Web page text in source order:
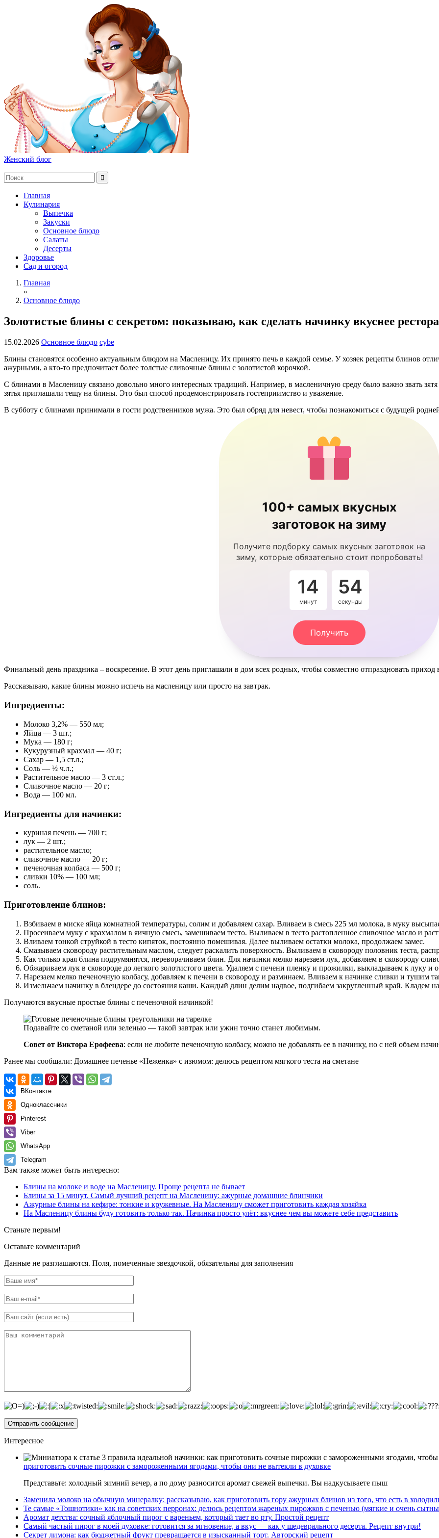
Женский блог
Главная
Кулинария
Выпечка
Закуски
Основное блюдо
Салаты
Десерты
Здоровье
Сад и огород
Главная
»
Основное блюдо
Золотистые блины с секретом: показываю, как сделать начинку вкуснее
15.02.2026 Основное блюдо cybe
Блины становятся особенно актуальным блюдом на Масленицу. Их принято печь в каждой семье. У хозяек рецепты блинов
ажурными, а кто-то предпочитает более толстые сливочные блины с золотистой корочкой.
С блинами в Масленицу связано довольно много интересных традиций. Например, в масленичную среду было важно звать
зятья приглашали тещу на блины. Это был способ продемонстрировать гостеприимство и уважение.
В субботу с блинами принимали в гости родственников мужа. Это был обряд для невест, чтобы познакомиться с будущей
100+ самых вкусных
заготовок на зиму
Получите подборку самых вкусных заготовок на
зиму, которые обязательно стоит попробовать!
14
минут
54
секунды
Получить
Финальный день праздника – воскресение. В этот день приглашали в дом всех родных, чтобы совместно отпраздновать приход
Рассказываю, какие блины можно испечь на масленицу или просто на завтрак.
Ингредиенты:
Молоко 3,2% — 550 мл;
Яйца — 3 шт.;
Мука — 180 г;
Кукурузный крахмал — 40 г;
Сахар — 1,5 ст.л.;
Соль — ½ ч.л.;
Растительное масло — 3 ст.л.;
Сливочное масло — 20 г;
Вода — 100 мл.
Ингредиенты для начинки:
куриная печень — 700 г;
лук — 2 шт.;
растительное масло;
сливочное масло — 20 г;
печеночная колбаса — 500 г;
сливки 10% — 100 мл;
соль.
Приготовление блинов:
Взбиваем в миске яйца комнатной температуры, солим и добавляем сахар. Вливаем в смесь 225 мл молока, в муку
Просеиваем муку с крахмалом в яичную смесь, замешиваем тесто. Выливаем в тесто растопленное сливочное масло и
Вливаем тонкой струйкой в тесто кипяток, постоянно помешивая. Далее выливаем остатки молока, продолжаем замес.
Смазываем сковороду растительным маслом, следует раскалить поверхность. Выливаем в сковороду половник теста,
Как только края блина подрумянятся, переворачиваем блин. Для начинки мелко нарезаем лук, добавляем в сковороду
Обжариваем лук в сковороде до легкого золотистого цвета. Удаляем с печени пленку и прожилки, выкладываем к луку и
Нарезаем мелко печеночную колбасу, добавляем к печени в сковороду и разминаем. Вливаем к начинке сливки и тушим
Измельчаем начинку в блендере до состояния каши. Каждый длин делим надвое, подгибаем закругленный край. Кладем
Получаются вкусные простые блины с печеночной начинкой!
Подавайте со сметаной или зеленью — такой завтрак или ужин точно станет любимым.
Совет от Виктора Ерофеева: если не любите печеночную колбасу, можно не добавлять ее в начинку, но с ней объем
Ранее мы сообщали: Домашнее печенье «Неженка» с изюмом: делюсь рецептом мягкого теста на сметане
ВКонтакте
Одноклассники
Pinterest
Viber
WhatsApp
Telegram
Вам также может быть интересно:
Блины на молоке и воде на Масленицу. Проще рецепта не бывает
Блины за 15 минут. Самый лучший рецепт на Масленицу: ажурные домашние блинчики
Ажурные блины на кефире: тонкие и кружевные. На Масленицу сможет приготовить каждая хозяйка
На Масленицу блины буду готовить только так. Начинка просто улёт: вкуснее чем вы можете себе представить
Станьте первым!
Оставьте комментарий
Данные не разглашаются. Поля, помеченные звездочкой, обязательны для заполнения
Интересное
приготовить сочные пирожки с замороженными ягодами, чтобы они не вытекли в духовке
Представьте: холодный зимний вечер, а по дому разносится аромат свежей выпечки. Вы надкусываете пыш
Заменила молоко на обычную минералку: рассказываю, как приготовить гору ажурных блинов из того, что есть в
Те самые «Тошнотики» как на советских перронах: делюсь рецептом жареных пирожков с печенью (мягкие и очень
Аромат детства: сочный яблочный пирог с вареньем, который тает во рту. Простой рецепт
Самый частый пирог в моей духовке: готовится за мгновение, а вкус — как у шедеврального десерта. Рецепт внутри!
Секрет лимона: как бюджетный фрукт превращается в изысканный торт. Авторский рецепт